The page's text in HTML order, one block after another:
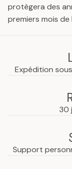
protègera des
premiers mois de
Expédition
30
Support